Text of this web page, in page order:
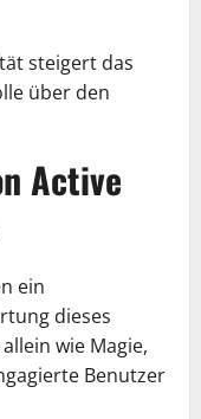
steigert das
über den
Active
ein
dieses
wie Magie,
Benutzer